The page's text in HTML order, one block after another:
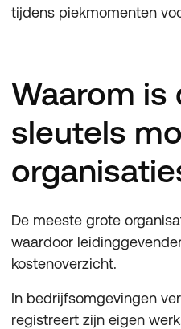
tijdens piekmomenten
Waarom is
sleutels
De meeste grote
waardoor
kostenoverzicht.
In bedrijfsomgevingen
registreert zijn eigen